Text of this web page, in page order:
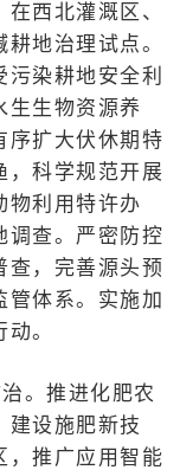
西北灌溉区、
地治理试点。
染耕地安全利
生生物资源养
序扩大伏休期特
，科学规范开展
物利用特许办
调查。严密防控
查，完善源头预
管体系。实施加
。
。推进化肥农
建设施肥新技
，推广应用智能